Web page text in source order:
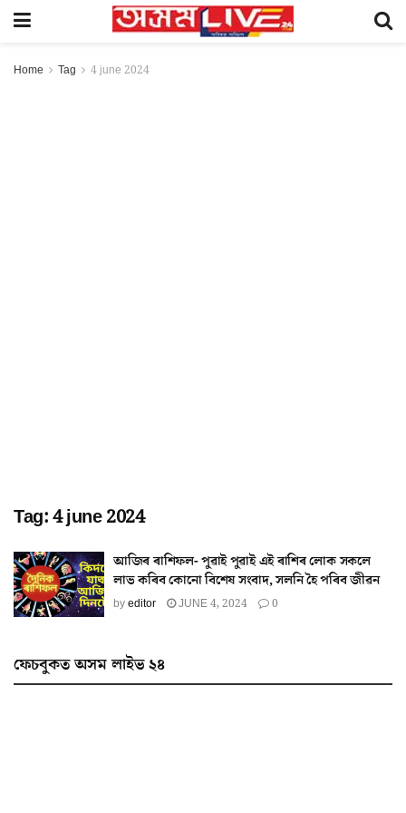
Home Tag 4 june 2024
Tag:4 june 2024
আজিৰ ৰাশিফল- পুৱাই পুৱাই এই ৰাশিৰ লোক সকলে
লাভ কৰিব কোনো বিশেষ সংবাদ, সলনি হৈ পৰিব জীৱন
byeditor JUNE 4, 2024 0
ফেচবুকত অসম লাইভ ২৪